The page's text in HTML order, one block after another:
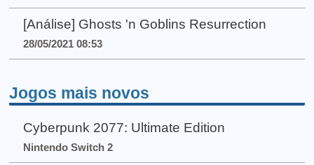
[Análise] Ghosts 'n Goblins Resurrection
28/05/2021 08:53
Jogos mais novos
Cyberpunk 2077: Ultimate Edition
Nintendo Switch 2